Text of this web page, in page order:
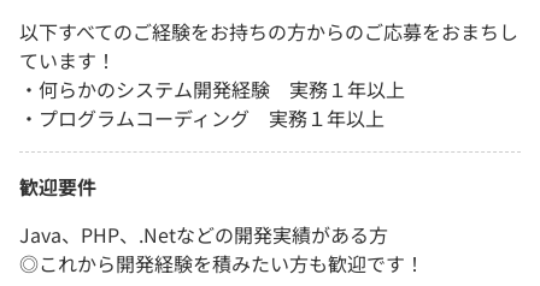
以下すべてのご経験をお持ちの方からのご応募をおまちし
ています！
・何らかのシステム開発経験 実務１年以上
・プログラムコーディング 実務１年以上
歓迎要件
Java、PHP、.Netなどの開発実績がある方
◎これから開発経験を積みたい方も歓迎です！